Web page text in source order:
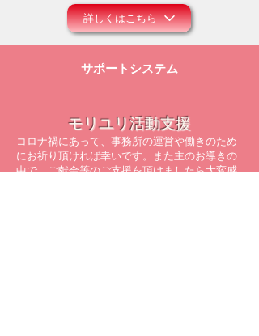
詳しくはこちら
サポートシステム
モリユリ活動支援
コロナ禍にあって、事務所の運営や働きのため
にお祈り頂ければ幸いです。また主のお導きの
中で、ご献金等のご支援を頂けましたら大変感